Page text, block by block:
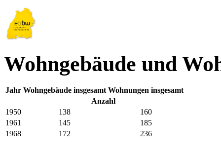
Wohngebäude und
Jahr Wohngebäude insgesamt Wohnungen insgesamt
Anzahl
1950
138
160
1961
145
185
1968
172 236